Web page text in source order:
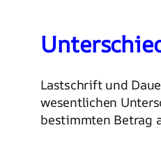
Lastschrift und
wesentlichen
bestimmten Betrag